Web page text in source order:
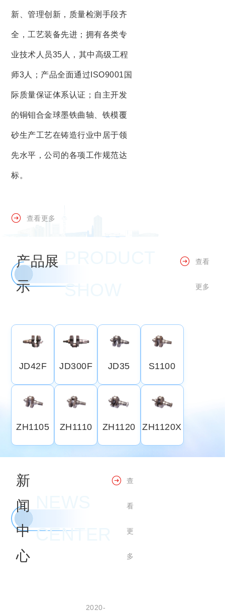
新、管理创新，质量检测手段齐
全，工艺装备先进；拥有各类专
业技术人员35人，其中高级工程
师3人；产品全面通过ISO9001国
际质量保证体系认证；自主开发
的铜钼合金球墨铁曲轴、铁模覆
砂生产工艺在铸造行业中居于领
先水平，公司的各项工作规范达
标。
查看更多
产品展
示
SHOW
查看
更多
JD42F JD300F JD35 S1100
ZH1105 ZH1110 ZH1120 ZH1120X
新
闻
中
心
CENTER
查
看
更
多
2020-